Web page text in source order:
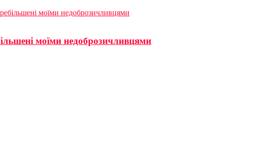
моїми недоброзичливцями
моїми недоброзичливцями